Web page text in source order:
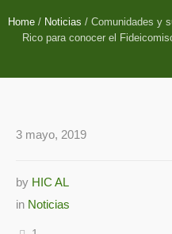
Home / Noticias / Comunidades y
Rico para conocer el
3 mayo, 2019
by HIC AL
in Noticias